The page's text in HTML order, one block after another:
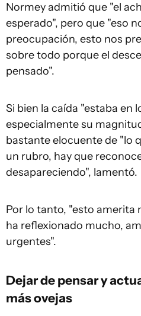
Normey admitió que "el
esperado", pero que "eso
preocupación, esto nos
sobre todo porque el
pensado".
Si bien la caída "estaba en
especialmente su
bastante elocuente de "lo
un rubro, hay que
desapareciendo", lamentó.
Por lo tanto, "esto amerita
ha reflexionado mucho,
urgentes".
Dejar de pensar y
más ovejas